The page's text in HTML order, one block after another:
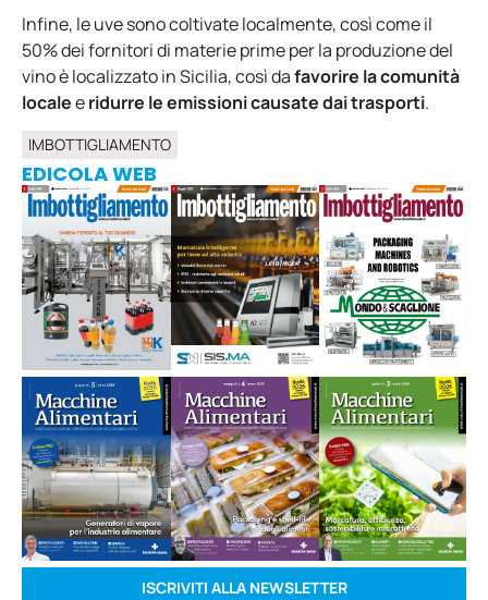
Infine, le uve sono coltivate localmente, così come il
50% dei fornitori di materie prime per la produzione del
vino è localizzato in Sicilia, così dafavorire la comunità
localeeridurre le emissioni causate dai trasporti.
IMBOTTIGLIAMENTO
EDICOLA WEB
ISCRIVITI ALLA NEWSLETTER